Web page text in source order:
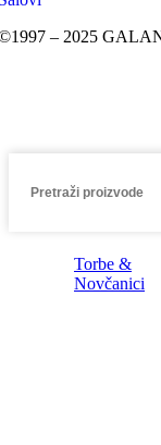
– 2025
Torbe &
Novčanici